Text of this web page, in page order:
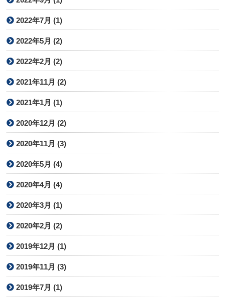
2022年7月 (1)
2022年5月 (2)
2022年2月 (2)
2021年11月 (2)
2021年1月 (1)
2020年12月 (2)
2020年11月 (3)
2020年5月 (4)
2020年4月 (4)
2020年3月 (1)
2020年2月 (2)
2019年12月 (1)
2019年11月 (3)
2019年7月 (1)